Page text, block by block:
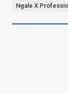
Ngale X